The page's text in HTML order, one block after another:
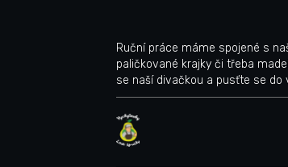
Ruční práce máme spojené s
paličkované krajky či třeba
se naší divačkou a pusťte se do